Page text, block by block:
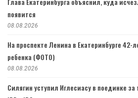
появится
08.08.2026
На проспекте Ленина в Екатеринбурге 42-
ребенка (ФОТО)
08.08.2026
Силягин уступил Иглесиасу в поединке